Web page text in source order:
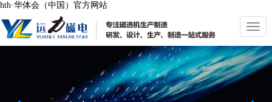
hth·华体会（中国）官方网站
切
换
导
航